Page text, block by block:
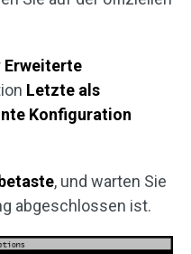
Erweiterte
Letzte als
Konfiguration
, und warten Sie
abgeschlossen ist.